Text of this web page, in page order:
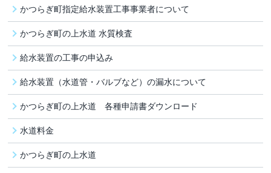
かつらぎ町指定給水装置工事事業者について
かつらぎ町の上水道 水質検査
給水装置の工事の申込み
給水装置（水道管・バルブなど）の漏水について
かつらぎ町の上水道 各種申請書ダウンロード
水道料金
かつらぎ町の上水道